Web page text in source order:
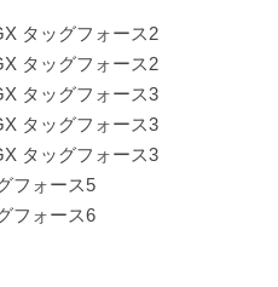
タッグフォース2
タッグフォース2
タッグフォース3
タッグフォース3
タッグフォース3
フォース5
フォース6